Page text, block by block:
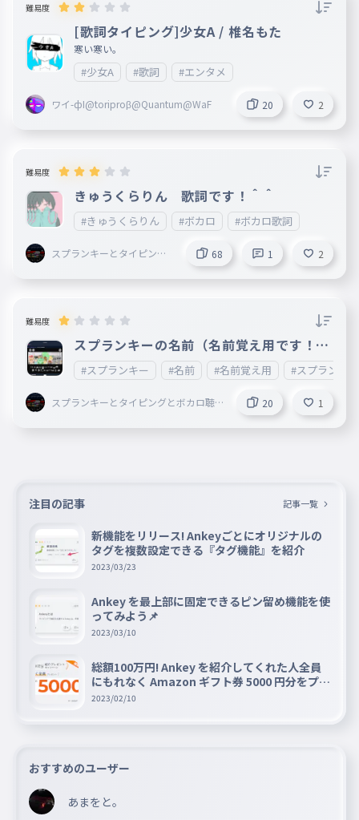
難易度
[歌詞タイピング]少女A / 椎名もた
寒い寒い。
#少女A #歌詞 #エンタメ
ワイ-фI@toriproβ@Quantum@WaF 20 2
難易度
きゅうくらりん 歌詞です！＾＾
#きゅうくらりん #ボカロ #ボカロ歌詞
スプランキーとタイピング
68 1 2
難易度
スプランキーの名前（名前覚え用です！！
）#スプランキー #名前 #名前覚え用 #スプランキ
スプランキーとタイピングとボカロ聴
20 1
注目の記事 記事一覧
新機能をリリース! Ankeyごとにオリジナルの
タグを複数設定できる『タグ機能』を紹介
2023/03/23
Ankey を最上部に固定できるピン留め機能を使
ってみよう📌
2023/03/10
総額100万円! Ankey を紹介してくれた人全員
にもれなく Amazon ギフト券 5000 円分をプレ
ゼントキャンペーン!!
2023/02/10
おすすめのユーザー
あまをと。